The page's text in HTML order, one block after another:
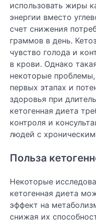
использовать жиры
энергии вместо
счет снижения
граммов в день.
чувство голода и
в крови. Однако
некоторые
первых этапах и
здоровья при
кетогенная диета
контроля и
людей с
Польза
Некоторые
кетогенная диета
эффект на
снижая их